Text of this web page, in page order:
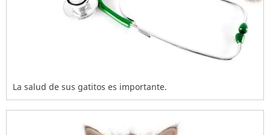
La salud de sus gatitos es importante.